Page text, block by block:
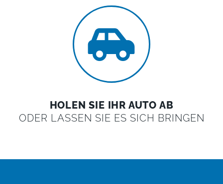
HOLEN SIE IHR AUTO AB
ODER LASSEN SIE ES SICH BRINGEN